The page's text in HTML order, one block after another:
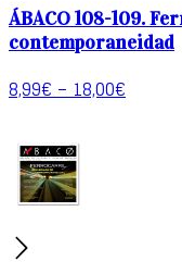
ÁBACO 108-109.
contemporaneidad
8,99€ – 18,00€